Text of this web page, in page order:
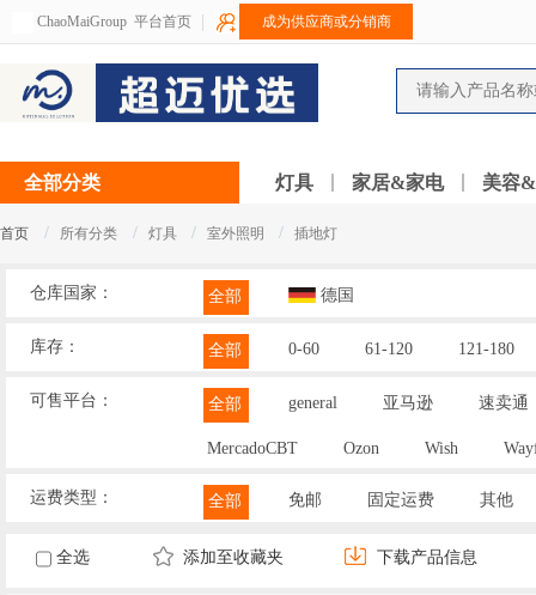
ChaoMaiGroup 平台首页 成为供应商或分销商
全部分类 灯具 家居&家电 美容
首页 / 所有分类 / 灯具 / 室外照明 / 插地灯
仓库国家： 全部 德国
库存： 全部 0-60 61-120 121-180
可售平台： 全部 general 亚马逊 速卖通
MercadoCBT Ozon Wish
运费类型： 全部 免邮 固定运费 其他
全选 添加至收藏夹 下载产品信息